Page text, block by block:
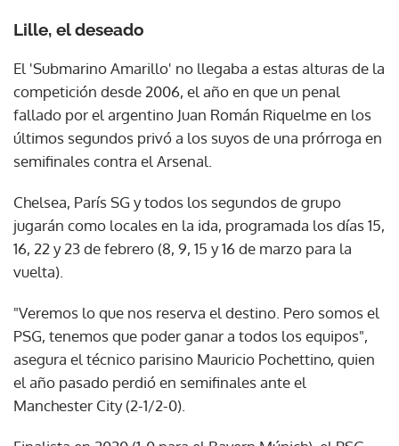
Lille, el deseado
El 'Submarino Amarillo' no llegaba a estas alturas de la
competición desde 2006, el año en que un penal
fallado por el argentino Juan Román Riquelme en los
últimos segundos privó a los suyos de una prórroga en
semifinales contra el Arsenal.
Chelsea, París SG y todos los segundos de grupo
jugarán como locales en la ida, programada los días 15,
16, 22 y 23 de febrero (8, 9, 15 y 16 de marzo para la
vuelta).
"Veremos lo que nos reserva el destino. Pero somos el
PSG, tenemos que poder ganar a todos los equipos",
asegura el técnico parisino Mauricio Pochettino, quien
el año pasado perdió en semifinales ante el
Manchester City (2-1/2-0).